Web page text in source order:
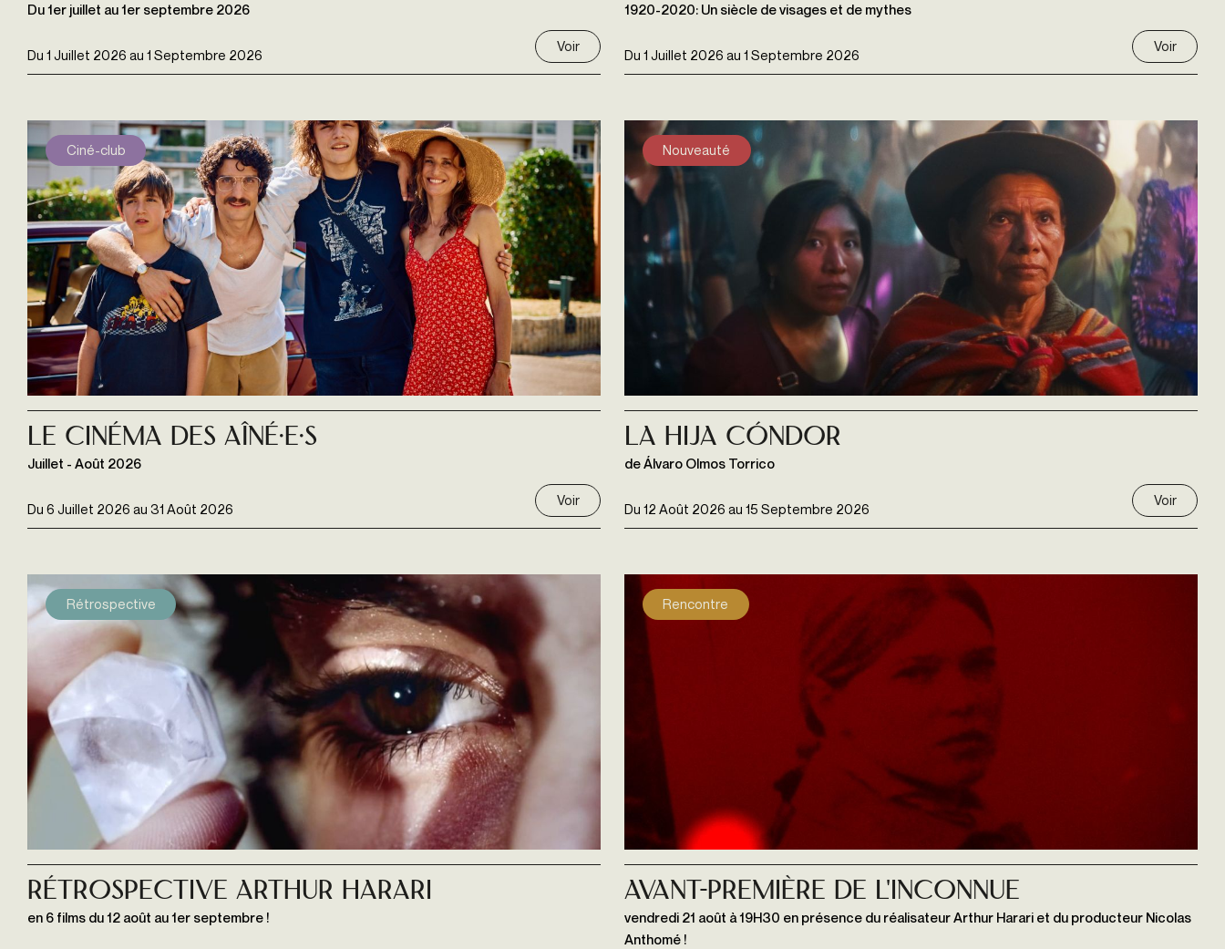
Du 1 Juillet 2026 au 1 Septembre 2026
Du 1er juillet au 1er septembre 2026
Voir
Du 1 Juillet 2026 au 1 Septembre 2026
1920-2020: Un siècle de visages et de mythes
Voir
Ciné-club
Du 6 Juillet 2026 au 31 Août 2026
Le Cinéma des Aîné·e·s
Juillet - Août 2026
Voir
Nouveauté
Du 12 Août 2026 au 15 Septembre 2026
La Hija Cóndor
de Álvaro Olmos Torrico
Voir
Rétrospective
Rétrospective Arthur Harari
en 6 films du 12 août au 1er septembre !
Rencontre
Avant-première de L'INCONNUE
vendredi 21 août à 19H30 en présence du réalisateur Arthur Harari et du producteur Nicolas
Anthomé !